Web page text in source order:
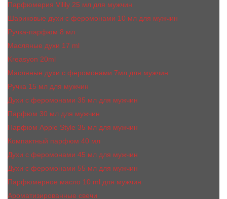
Парфюмерия Vilily 25 мл для мужчин
Шариковые духи с феромонами 10 мл для мужчин
Ручка-парфюм 8 мл
Масляные духи 17 ml
Kreasyon 20ml
Масляные духи c феромонами 7мл для мужчин
Ручка 15 мл для мужчин
Духи с феромонами 35 мл для мужчин
Парфюм 30 мл для мужчин
Парфюм Apple Style 35 мл для мужчин
Компактный парфюм 40 мл
Духи с феромонами 45 мл для мужчин
Духи с феромонами 55 мл для мужчин
Парфюмерное масло 10 ml для мужчин
Ароматизированные свечи